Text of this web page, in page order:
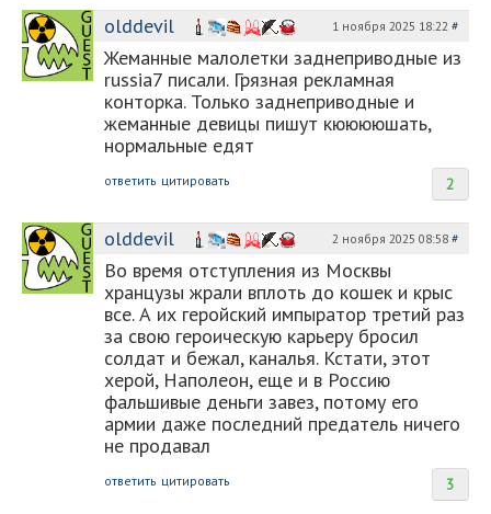
olddevil 1 ноября 2025 18:22 #
Жеманные малолетки заднеприводные из
russia7 писали. Грязная рекламная
конторка. Только заднеприводные и
жеманные девицы пишут кююююшать,
нормальные едят
2
ответить цитировать
olddevil 2 ноября 2025 08:58 #
Во время отступления из Москвы
хранцузы жрали вплоть до кошек и крыс
все. А их геройский импыратор третий раз
за свою героическую карьеру бросил
солдат и бежал, каналья. Кстати, этот
херой, Наполеон, еще и в Россию
фальшивые деньги завез, потому его
армии даже последний предатель ничего
не продавал
3
ответить цитировать